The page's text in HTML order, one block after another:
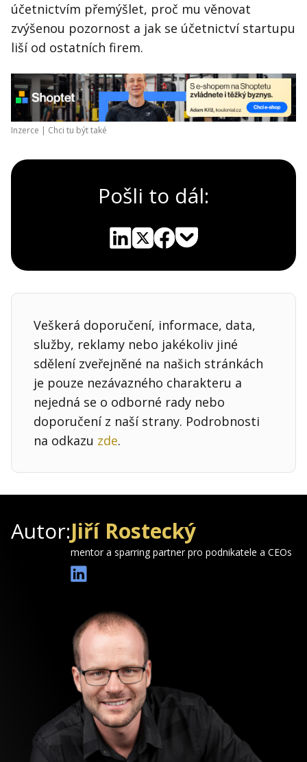
účetnictvím přemýšlet, proč mu věnovat
zvýšenou pozornost a jak se účetnictví startupu
liší od ostatních firem.
Inzerce | Chci tu být také
Pošli to dál:
Veškerá doporučení, informace, data,
služby, reklamy nebo jakékoliv jiné
sdělení zveřejněné na našich stránkách
je pouze nezávazného charakteru a
nejedná se o odborné rady nebo
doporučení z naší strany. Podrobnosti
na odkazu zde.
Autor:Jiří Rostecký
mentor a sparring partner pro podnikatele a CEOs